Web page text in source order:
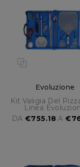
Evoluzione
Kit Valigia Del
Linea
DA€755.18A